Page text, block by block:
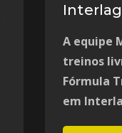
A equipe
treinos
Fórmula
em